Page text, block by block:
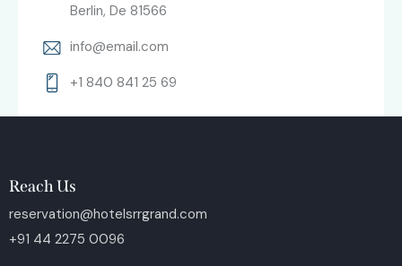
Berlin, De 81566
info@email.com
+1 840 841 25 69
Reach Us
reservation@hotelsrrgrand.com
+91 44 2275 0096